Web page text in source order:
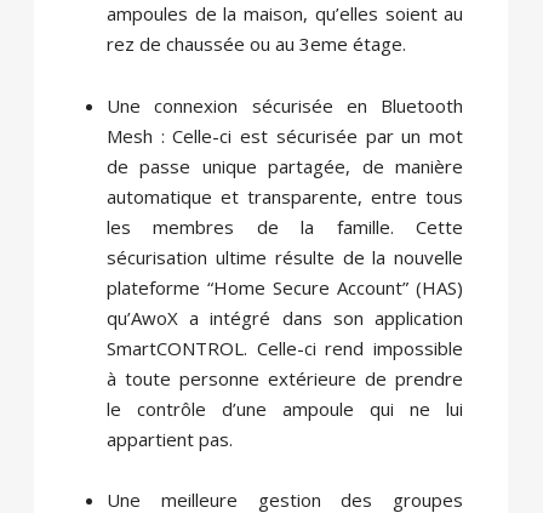
ampoules de la maison, qu’elles soient au
rez de chaussée ou au 3eme étage.
Une connexion sécurisée en Bluetooth
Mesh : Celle-ci est sécurisée par un mot
de passe unique partagée, de manière
automatique et transparente, entre tous
les membres de la famille. Cette
sécurisation ultime résulte de la nouvelle
plateforme “Home Secure Account” (HAS)
qu’AwoX a intégré dans son application
SmartCONTROL. Celle-ci rend impossible
à toute personne extérieure de prendre
le contrôle d’une ampoule qui ne lui
appartient pas.
Une meilleure gestion des groupes